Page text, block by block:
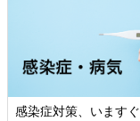
ときの」赤ちゃん・